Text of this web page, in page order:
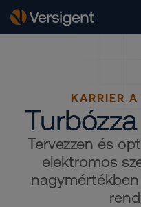
KARRIER
Tervezzen és
elektromos